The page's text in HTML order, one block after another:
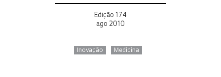
Edição 174
ago 2010
Inovação Medicina